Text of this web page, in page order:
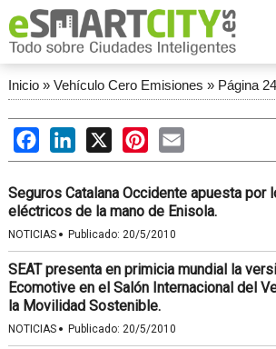
Inicio» Vehículo Cero Emisiones » Página 24
FacebookLinkedIn
X PinterestEmail
Seguros Catalana Occidente apuesta por
eléctricos de la mano de Enisola.
NOTICIAS · Publicado: 20/5/2010
SEAT presenta en primicia mundial la
Ecomotive en el Salón Internacional del
la Movilidad Sostenible.
NOTICIAS · Publicado: 20/5/2010